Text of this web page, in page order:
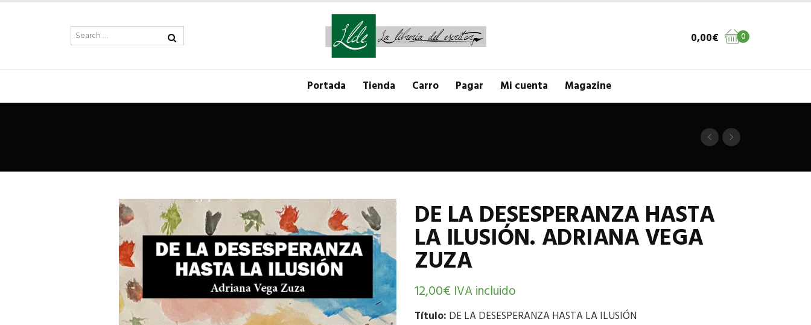
0
0,00€
Portada Tienda Carro Pagar Mi cuenta Magazine
DE LA DESESPERANZA HASTA
LA ILUSIÓN. ADRIANA VEGA
ZUZA
12,00€ IVA incluido
Título: DE LA DESESPERANZA HASTA LA ILUSIÓN